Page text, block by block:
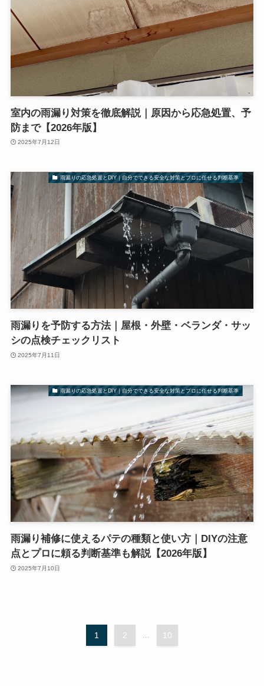
室内の雨漏り対策を徹底解説｜原因から応急処置、予
防まで【2026年版】
2025年7月12日
雨漏りの応急処置とDIY｜自分でできる安全な対策とプロに任せる判断基準
雨漏りを予防する方法｜屋根・外壁・ベランダ・サッ
シの点検チェックリスト
2025年7月11日
雨漏りの応急処置とDIY｜自分でできる安全な対策とプロに任せる判断基準
雨漏り補修に使えるパテの種類と使い方｜DIYの注意
点とプロに頼る判断基準も解説【2026年版】
2025年7月10日
1 2 ... 10